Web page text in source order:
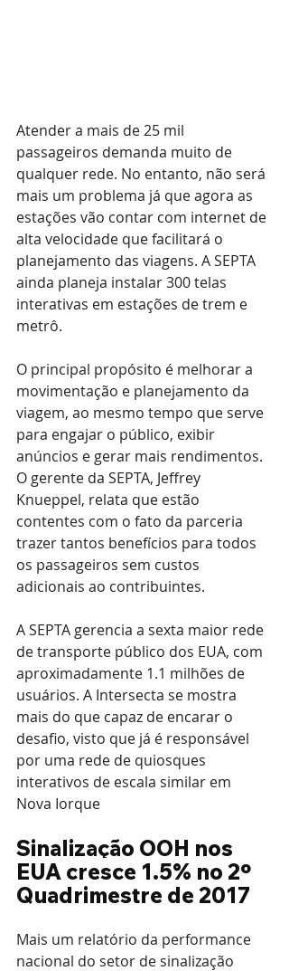
Atender a mais de 25 mil
passageiros demanda muito de
qualquer rede. No entanto, não será
mais um problema já que agora as
estações vão contar com internet de
alta velocidade que facilitará o
planejamento das viagens. A SEPTA
ainda planeja instalar 300 telas
interativas em estações de trem e
metrô.
O principal propósito é melhorar a
movimentação e planejamento da
viagem, ao mesmo tempo que serve
para engajar o público, exibir
anúncios e gerar mais rendimentos.
O gerente da SEPTA, Jeffrey
Knueppel, relata que estão
contentes com o fato da parceria
trazer tantos benefícios para todos
os passageiros sem custos
adicionais ao contribuintes.
A SEPTA gerencia a sexta maior rede
de transporte público dos EUA, com
aproximadamente 1.1 milhões de
usuários. A Intersecta se mostra
mais do que capaz de encarar o
desafio, visto que já é responsável
por uma rede de quiosques
interativos de escala similar em
Nova Iorque
Sinalização OOH nos
EUA cresce 1.5% no 2º
Quadrimestre de 2017
Mais um relatório da performance
nacional do setor de sinalização